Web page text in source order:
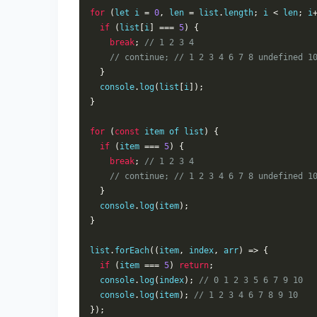
for ( let i = 0, len = list . length; i < len; i
if
( list i === 5)
{
break;
// 1 2 3 4
// continue; // 1 2 3 4 6 7 8 undefined
}
  console
. log ( list i ]);
}
for ( const item of list )
{
if
( item === 5)
{
break;
// 1 2 3 4
// continue; // 1 2 3 4 6 7 8 undefined
}
  console
. log ( item);
}
list . forEach(( item, index, arr) => {
if
( item === 5) return;
  console
. log ( index);
// 0 1 2 3 5 6 7 9 10
  console
. log ( item);
// 1 2 3 4 6 7 8 9 10
});